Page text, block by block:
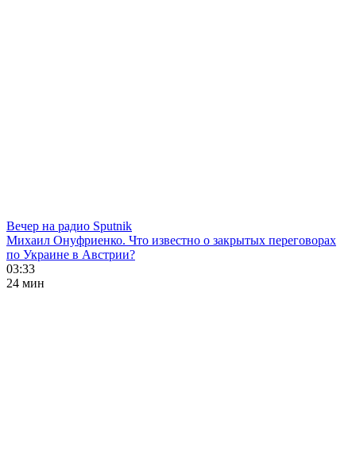
Вечер на радио Sputnik
Михаил Онуфриенко. Что известно о закрытых переговорах
по Украине в Австрии?
03:33
24 мин